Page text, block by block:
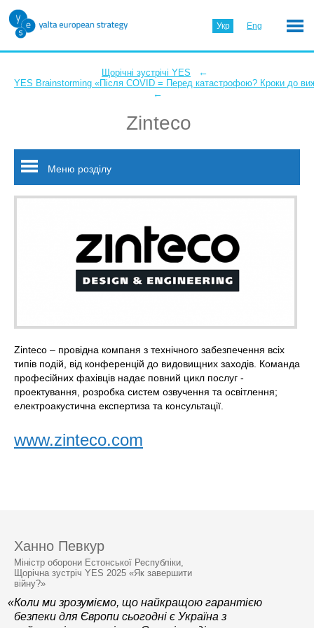
Укр Eng
Щорічні зустрічі YES ←
YES Brainstorming «Після COVID = Перед катастрофою? Кроки до
←
Zinteco
Меню розділу
Zinteco – провідна компаня з технічного забезпечення всіх
типів подій, від конференцій до видовищних заходів. Команда
професійних фахівців надає повний цикл послуг -
проектування, розробка систем озвучення та освітлення;
електроакустична експертиза та консультації.
www.zinteco.com
Ханно Певкур
Міністр оборони Естонської Республіки,
Щорічна зустріч YES 2025 «Як завершити
війну?»
«Коли ми зрозуміємо, що найкращою гарантією
безпеки для Європи сьогодні є Україна з